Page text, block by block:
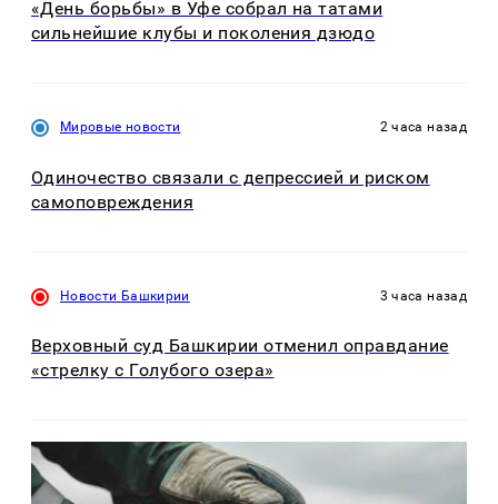
«День борьбы» в Уфе собрал на татами
сильнейшие клубы и поколения дзюдо
Мировые новости 2 часа назад
Одиночество связали с депрессией и риском
самоповреждения
Новости Башкирии 3 часа назад
Верховный суд Башкирии отменил оправдание
«стрелку с Голубого озера»